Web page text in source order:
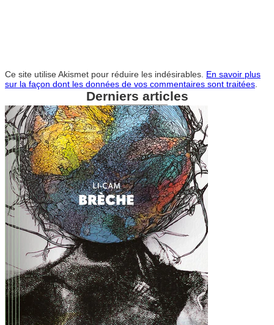
Ce site utilise Akismet pour réduire les indésirables. En savoir plus
sur la façon dont les données de vos commentaires sont traitées
Derniers articles